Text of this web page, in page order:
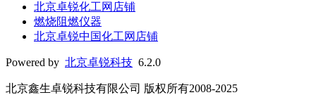
北京卓锐化工网店铺
燃烧阻燃仪器
北京卓锐中国化工网店铺
Powered by 北京卓锐科技 6.2.0
北京鑫生卓锐科技有限公司 版权所有2008-2025